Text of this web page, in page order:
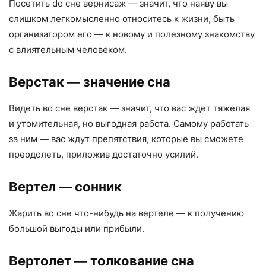
Посетить do сне вернисаж — значит, что наяву вы
слишком легкомысленно относитесь к жизни, быть
организатором его — к новому и полезному знакомству
с влиятельным человеком.
Верстак— значение сна
Видеть во сне верстак — значит, что вас ждет тяжелая
и утомительная, но выгодная работа. Самому работать
за ним — вас ждут препятствия, которые вы сможете
преодолеть, приложив достаточно усилий.
Вертел — сонник
Жарить во сне что-нибудь на вертеле — к получению
большой выгоды или прибыли.
Вертолет— толкование сна